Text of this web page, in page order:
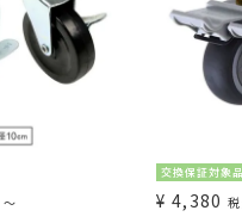
〜
交換保証対象品
¥ 4,380